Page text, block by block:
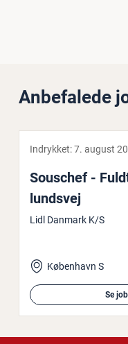
Anbefalede
Indrykket:7. august
Souschef -
lunds­vej
Lidl Danmark K/S
København S
Se